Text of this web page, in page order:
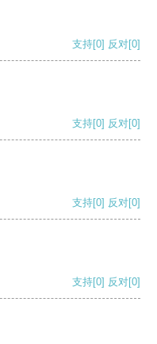
支持[0] 反对[0]
支持[0] 反对[0]
支持[0] 反对[0]
支持[0] 反对[0]